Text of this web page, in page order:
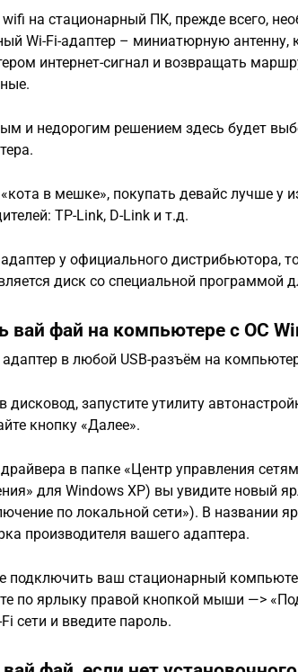
на стационарный ПК, прежде всего,
Wi-Fi-адаптер – миниатюрную антенну,
интернет-сигнал и возвращать
и недорогим решением здесь будет
в мешке», покупать девайс лучше у
TP-Link, D-Link и т.д.
у официального дистрибьютора,
диск со специальной программой
вай фай на компьютере с ОС
в любой USB-разъём на
дисковод, запустите утилиту
кнопку «Далее».
в папке «Центр управления
для Windows XP) вы увидите новый
по локальной сети»). В названии
производителя вашего адаптера.
подключить ваш стационарный
по ярлыку правой кнопкой мыши —>
сети и введите пароль.